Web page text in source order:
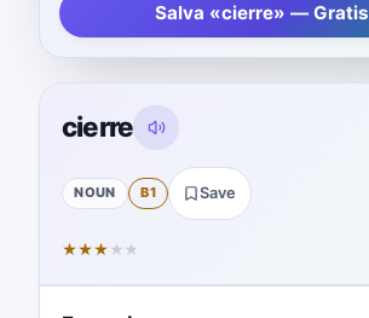
Salva «cierre» — Gratis
cierre
NOUN B1 Save
★★★ ★ ★